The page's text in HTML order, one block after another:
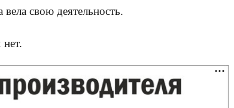
свою деятельность.